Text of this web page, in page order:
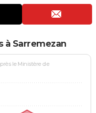
à Sarremezan
le Ministère de